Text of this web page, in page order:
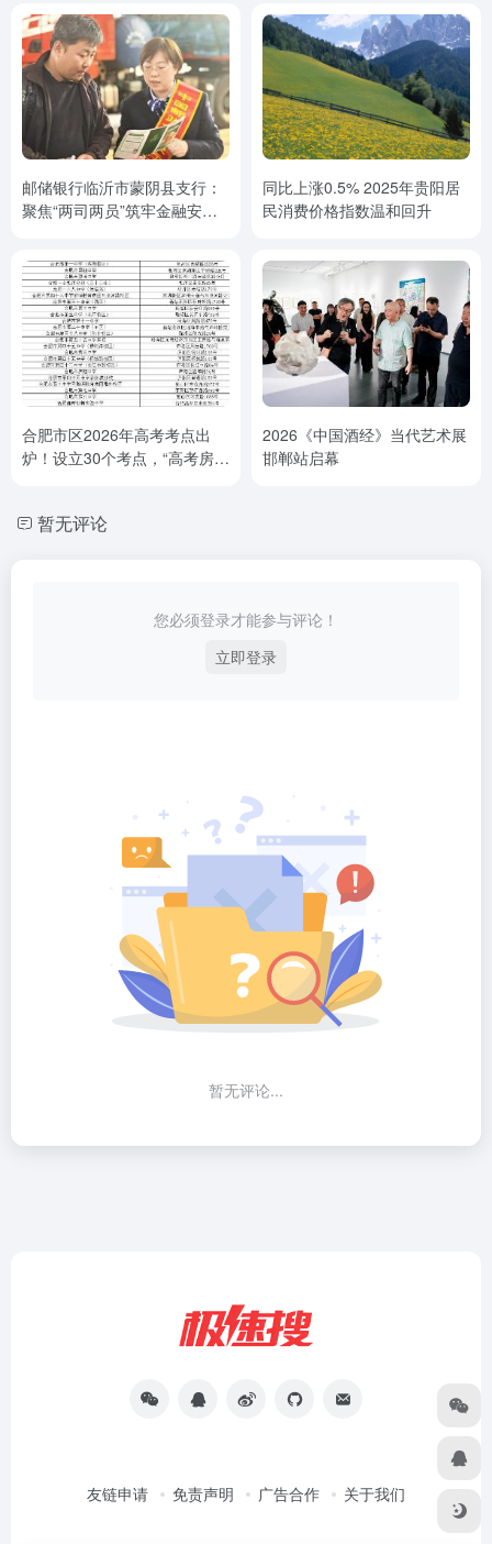
邮储银行临沂市蒙阴县支行：
聚焦“两司两员”筑牢金融安全
同比上涨0.5% 2025年贵阳居
民消费价格指数温和回升
合肥市区2026年高考考点出
炉！设立30个考点，“高考房”
2026《中国酒经》当代艺术展
邯郸站启幕
暂无评论
您必须登录才能参与评论！
立即登录
暂无评论...
友链申请 免责声明 广告合作 关于我们